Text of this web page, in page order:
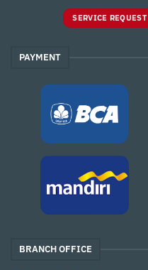
SERVICE REQUEST
PAYMENT
BRANCH OFFICE